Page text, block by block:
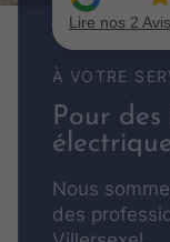
À VOTRE
Pour
Nous
des